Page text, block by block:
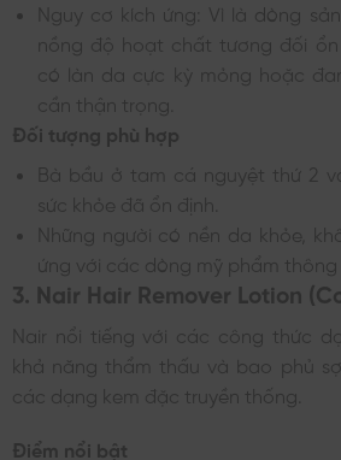
Nguy cơ kích ứng: Vì là dòng
nồng độ hoạt chất tương đối ổn
có làn da cực kỳ mỏng hoặc
cần thận trọng.
Đối tượng phù hợp
Bà bầu ở tam cá nguyệt thứ 2
sức khỏe đã ổn định.
Những người có nền da khỏe,
ứng với các dòng mỹ phẩm thông
3. Nair Hair Remover Lotion
Nair nổi tiếng với các công thức
khả năng thẩm thấu và bao phủ
các dạng kem đặc truyền thống.
Điểm nổi bật